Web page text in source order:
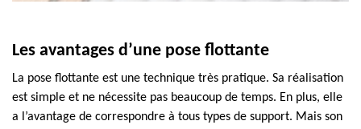
Les avantages d’une pose flottante
La pose flottante est une technique très pratique. Sa réalisation
est simple et ne nécessite pas beaucoup de temps. En plus, elle
a l’avantage de correspondre à tous types de support. Mais son